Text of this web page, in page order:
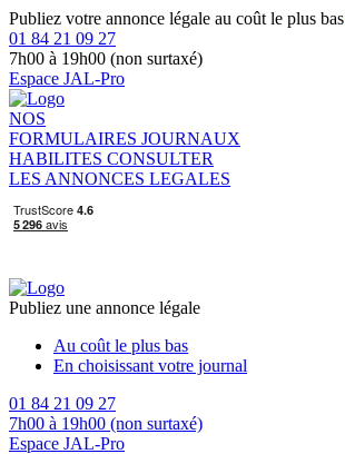
Publiez votre annonce légale au coût le plus bas
01 84 21 09 27
7h00 à 19h00 (non surtaxé)
Espace JAL-Pro
NOS
FORMULAIRES JOURNAUX
HABILITES CONSULTER
LES ANNONCES LEGALES
Publiez une annonce légale
Au coût le plus bas
En choisissant votre journal
01 84 21 09 27
7h00 à 19h00 (non surtaxé)
Espace JAL-Pro